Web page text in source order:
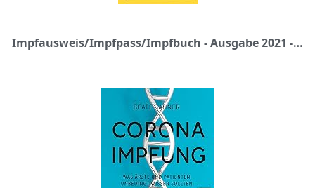
Impfausweis/Impfpass/Impfbuch - Ausgabe 2021 - internationale Bescheinigung über Impfungen für Babys, Kinder, Jugendliche, Erwachsene mit extra Covid-19 Seite